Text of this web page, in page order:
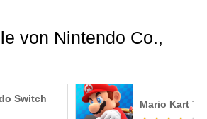
von Nintendo Co.,
Switch
Mario Kart